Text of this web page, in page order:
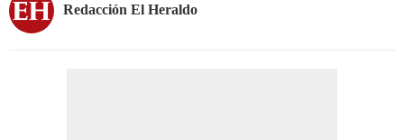
Redacción El Heraldo